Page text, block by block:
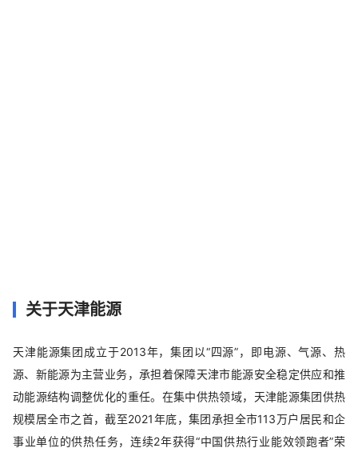
关于天津能源
天津能源集团成立于2013年，集团以“四源”，即电源、气源、热
源、新能源为主营业务，承担着保障天津市能源安全稳定供应和推
动能源结构调整优化的重任。在集中供热领域，天津能源集团供热
规模居全市之首，截至2021年底，集团承担全市113万户居民和企
事业单位的供热任务，连续2年获得“中国供热行业能效领跑者”荣